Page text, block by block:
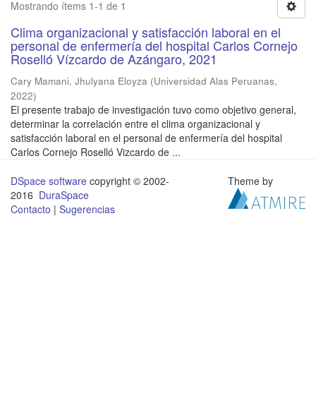
Mostrando ítems 1-1 de 1
Clima organizacional y satisfacción laboral en el
personal de enfermería del hospital Carlos Cornejo
Roselló Vízcardo de Azángaro, 2021
Cary Mamani, Jhulyana Eloyza (Universidad Alas Peruanas,
2022)
El presente trabajo de investigación tuvo como objetivo general,
determinar la correlación entre el clima organizacional y
satisfacción laboral en el personal de enfermería del hospital
Carlos Cornejo Roselló Vizcardo de ...
DSpace software copyright © 2002-
2016 DuraSpace
Contacto | Sugerencias
Theme by